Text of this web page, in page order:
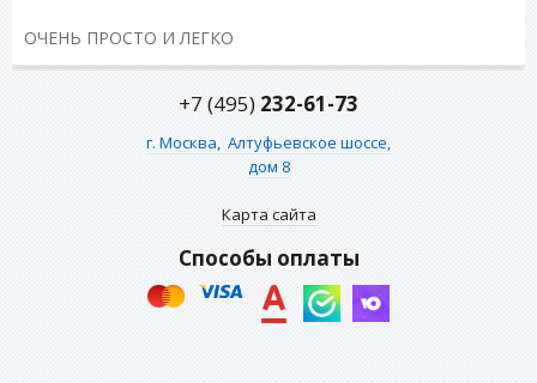
ОЧЕНЬ ПРОСТО И ЛЕГКО
+7 (495) 232-61-73
г. Москва, Алтуфьевское шоссе,
дом 8
Карта сайта
Способы оплаты